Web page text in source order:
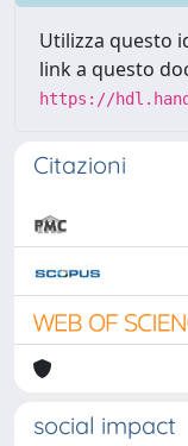
Utilizza questo
link a questo
https://
Citazioni
social impact